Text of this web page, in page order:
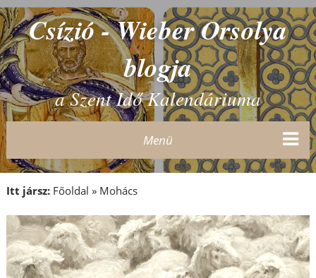
Csízió - Wieber Orsolya
blogja
a Szent Idő Kalendáriuma
Menü
Itt jársz: Főoldal » Mohács